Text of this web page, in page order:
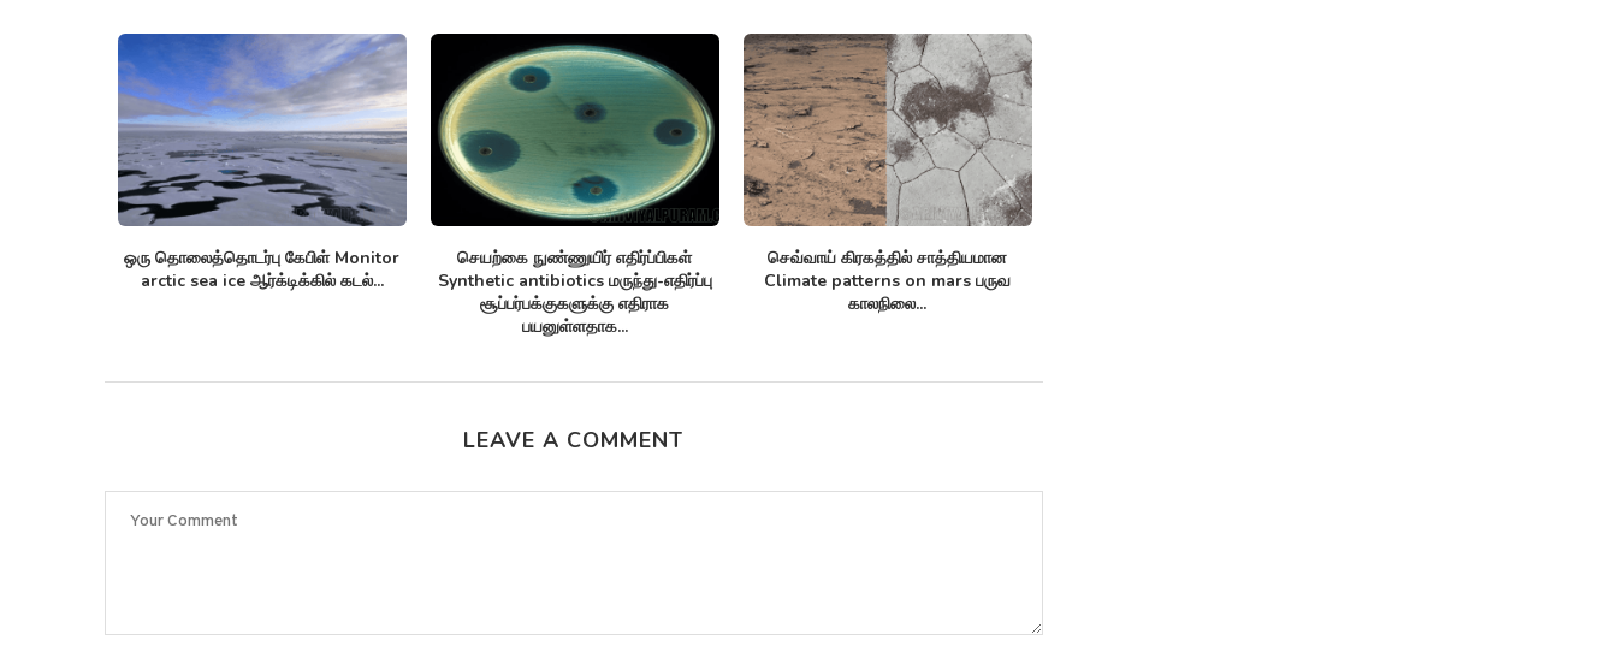
ஒரு தொலைத்தொடர்பு கேபிள் Monitor
arctic sea ice ஆர்க்டிக்கில் கடல்...
செயற்கை நுண்ணுயிர் எதிர்ப்பிகள்
Synthetic antibiotics மருந்து-எதிர்ப்பு
சூப்பர்பக்குகளுக்கு எதிராக
பயனுள்ளதாக...
செவ்வாய் கிரகத்தில் சாத்தியமான
Climate patterns on mars பருவ
காலநிலை...
LEAVE A COMMENT